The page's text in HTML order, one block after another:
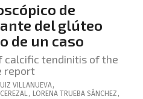
de
del glúteo
de un caso
calcific tendinitis of the
report
VILLANUEVA,
CEREZAL, LORENA TRUEBA SÁNCHEZ ,